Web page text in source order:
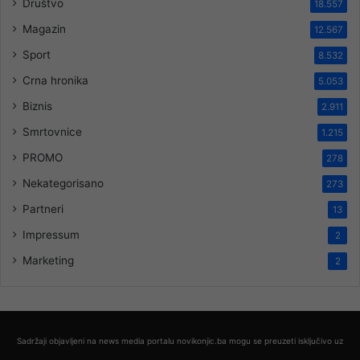
Društvo 18.557
Magazin 12.567
Sport 8.532
Crna hronika 5.053
Biznis 2.911
Smrtovnice 1.215
PROMO 278
Nekategorisano 273
Partneri 13
Impressum 2
Marketing 2
Sadržaji objavljeni na news media portalu novikonjic.ba mogu se preuzeti isključivo uz